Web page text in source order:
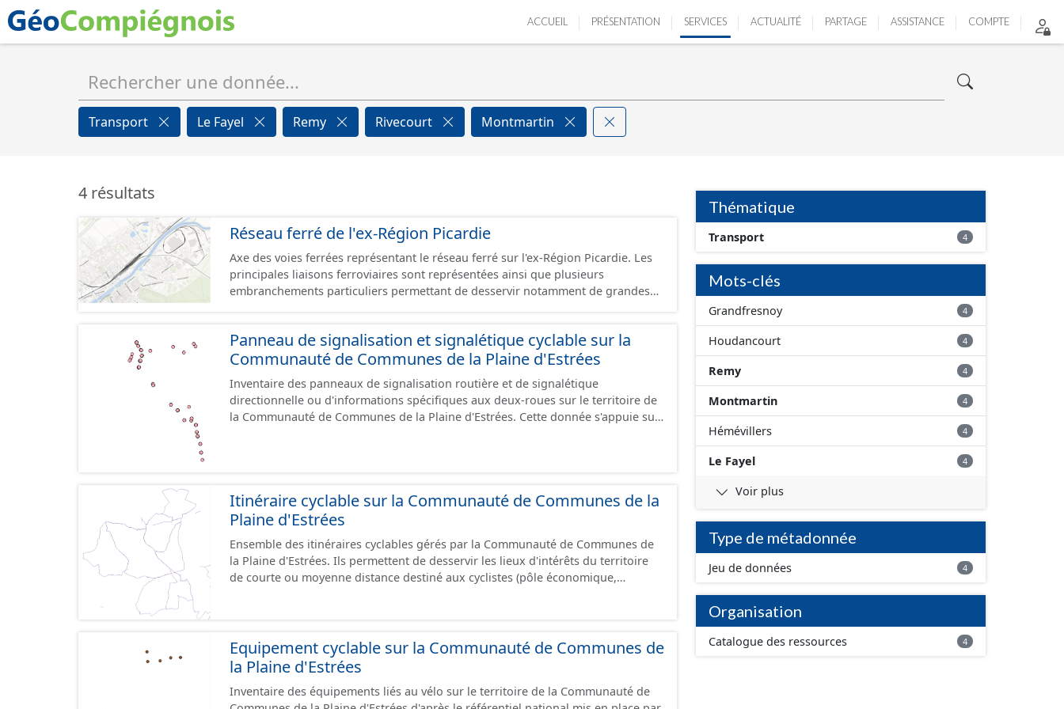
ACCUEIL PRÉSENTATION SERVICES ACTUALITÉ PARTAGE ASSISTANCE COMPTE
Transport Le Fayel Remy Rivecourt Montmartin
4 résultats
Réseau ferré de l'ex-Région Picardie
Axe des voies ferrées représentant le réseau ferré sur l'ex-Région Picardie. Les
principales liaisons ferroviaires sont représentées ainsi que plusieurs
embranchements particuliers permettant de desservir notamment de grandes
Panneau de signalisation et signalétique cyclable sur la
Communauté de Communes de la Plaine d'Estrées
Inventaire des panneaux de signalisation routière et de signalétique
directionnelle ou d'informations spécifiques aux deux-roues sur le territoire de
la Communauté de Communes de la Plaine d'Estrées. Cette donnée s'appuie sur
Itinéraire cyclable sur la Communauté de Communes de la
Plaine d'Estrées
Ensemble des itinéraires cyclables gérés par la Communauté de Communes de
la Plaine d'Estrées. Ils permettent de desservir les lieux d'intérêts du territoire
de courte ou moyenne distance destiné aux cyclistes (pôle économique,
piétonne, bandes cyclables ou jalonnement sur chaussée. Les itinéraires ne sont
pas des aménagements mais une succession d’aménagements de natures
diverses et parfois ils peuvent emprunter des tronçons de voies non aménagés
pour assurer une continuité. Ce jeu de données comprend uniquement les
Equipement cyclable sur la Communauté de Communes de
la Plaine d'Estrées
Inventaire des équipements liés au vélo sur le territoire de la Communauté de
Thématique
Transport 4
Mots-clés
Grandfresnoy 4
Houdancourt 4
Remy 4
Montmartin 4
Hémévillers 4
Le Fayel 4
Voir plus
Type de métadonnée
Jeu de données 4
Organisation
Catalogue des ressources 4